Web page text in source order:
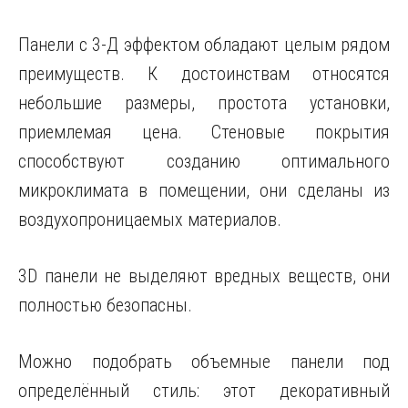
Панели с 3-Д эффектом обладают целым рядом
преимуществ. К достоинствам относятся
небольшие размеры, простота установки,
приемлемая цена. Стеновые покрытия
способствуют созданию оптимального
микроклимата в помещении, они сделаны из
воздухопроницаемых материалов.
3D панели не выделяют вредных веществ, они
полностью безопасны.
Можно подобрать объемные панели под
определённый стиль: этот декоративный